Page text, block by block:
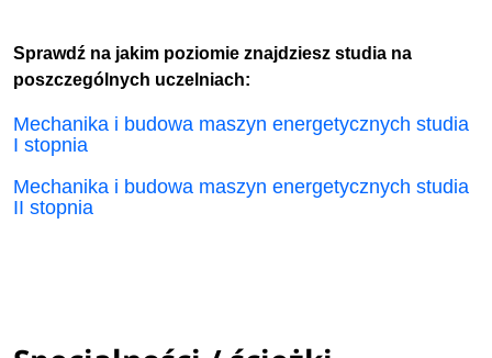
Sprawdź na jakim poziomie znajdziesz studia na
poszczególnych uczelniach:
Mechanika i budowa maszyn energetycznych studia
I stopnia
Mechanika i budowa maszyn energetycznych studia
II stopnia